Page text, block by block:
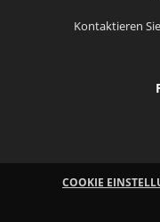
Kontaktieren
COOKIE